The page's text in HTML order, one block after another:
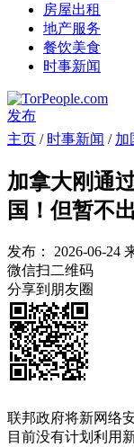
房屋出租
地产服务
餐饮美食
时事新闻
发布
主页 / 时事新闻 / 加
加拿大刚通
国！但暂不
发布： 2026-06-24
微信扫二维码
分享到朋友圈
联邦政府将新网络
目前没有计划利用